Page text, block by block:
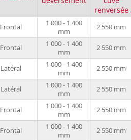
renversée
Frontal
1 000 - 1 400
mm
2 550 mm
Frontal
1 000 - 1 400
mm
2 550 mm
Latéral
1 000 - 1 400
mm
2 550 mm
Latéral
1 000 - 1 400
mm
2 550 mm
Frontal
1 000 - 1 400
mm
2 550 mm
Frontal
1 000 - 1 400
mm
2 550 mm